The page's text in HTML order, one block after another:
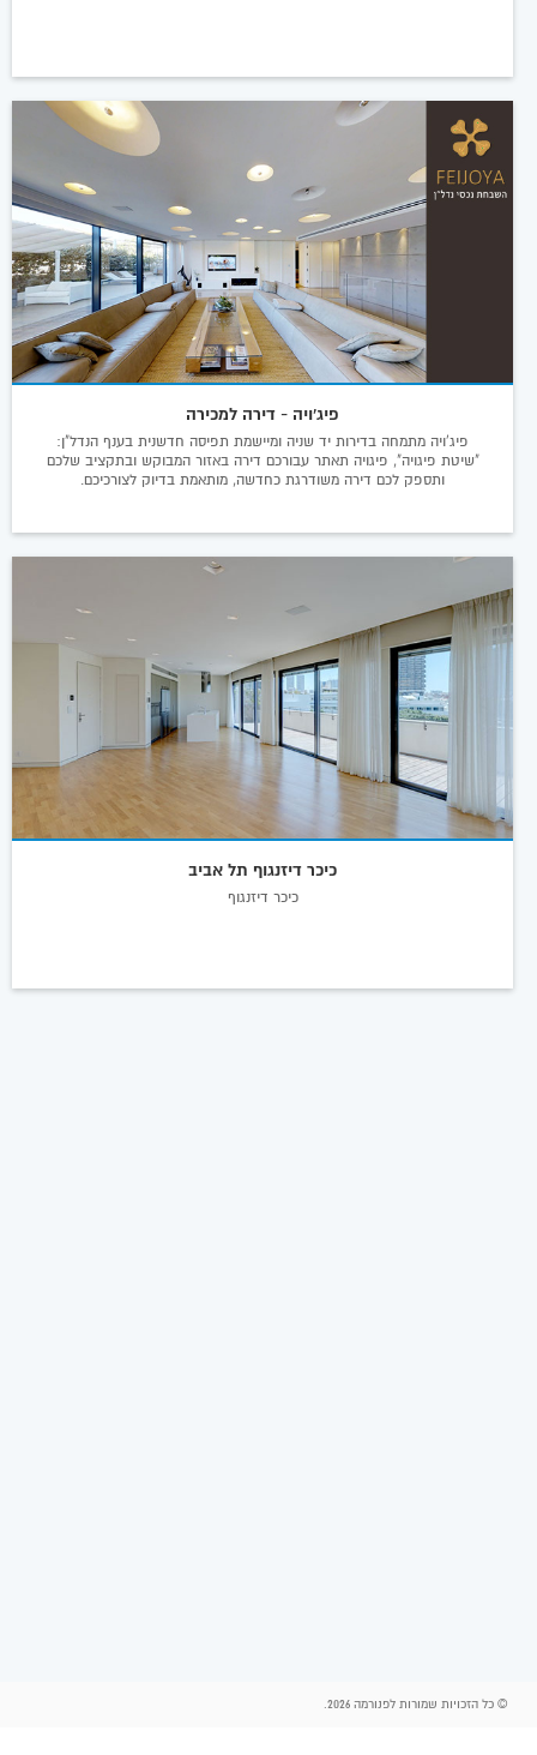
פיג'ויה - דירה למכירה
פיג'ויה מתמחה בדירות יד שניה ומיישמת תפיסה חדשנית בענף הנדל"ן:
"שיטת פיגויה", פיגויה תאתר עבורכם דירה באזור המבוקש ובתקציב שלכם
ותספק לכם דירה משודרגת כחדשה, מותאמת בדיוק לצורכיכם.
כיכר דיזנגוף תל אביב
כיכר דיזנגוף
© כל הזכויות שמורות לפנורמה 2026.